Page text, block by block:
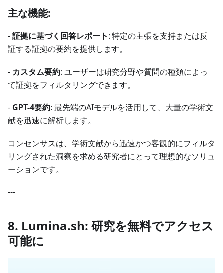
主な機能:
-証拠に基づく回答レポート: 特定の主張を支持または反
証する証拠の要約を提供します。
- カスタム要約: ユーザーは研究分野や質問の種類によっ
て証拠をフィルタリングできます。
- GPT-4要約: 最先端のAIモデルを活用して、大量の学術文
献を迅速に解析します。
コンセンサスは、学術文献から迅速かつ客観的にフィルタ
リングされた洞察を求める研究者にとって理想的なソリュ
ーションです。
---
8. Lumina.sh: 研究を無料でアクセス
可能に